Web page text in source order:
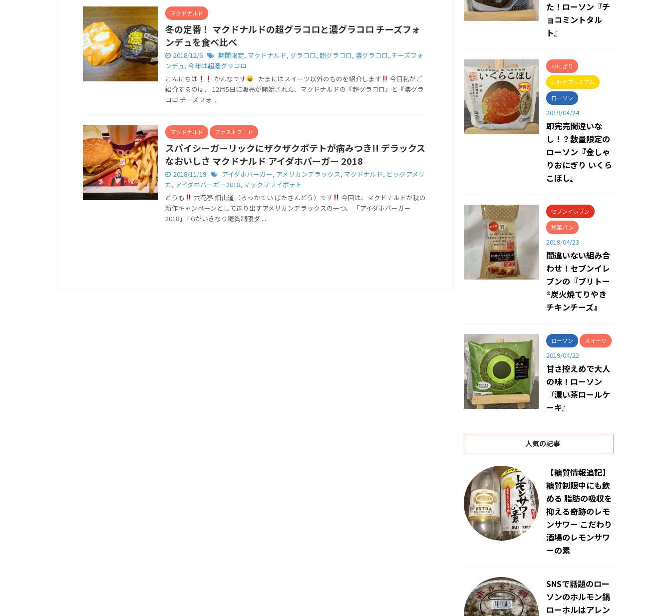
マクドナルド
冬の定番！ マクドナルドの超グラコロと濃グラコロ チーズフォ
ンデュを食べ比べ
2018/12/6 期間限定, マクドナルド, グラコロ, 超グラコロ, 濃グラコロ, チーズフォ
ンデュ, 今年は超濃グラコロ
こんにちは
かんなです たまにはスイーツ以外のものを紹介します
今日私がご
紹介するのは、 12月5日に販売が開始された、マクドナルドの『超グラコロ』と『濃グラ
コロ チーズフォ ...
マクドナルド ファストフード
スパイシーガーリックにザクザクポテトが病みつき!! デラックス
なおいしさ マクドナルド アイダホバーガー 2018
2018/11/19 アイダホバーガー, アメリカンデラックス, マクドナルド, ビッグアメリ
カ , アイダホバーガー2018, マックフライポテト
どうも
六花亭 畑山道（ろっかてい ばたさんどう）です
今回は、マクドナルドが秋の
新作キャンペーンとして送り出すアメリカンデラックスの一つ、 「アイダホバーガー
2018」 FGがいきなり糖質制限ダ ...
た！ローソン『チ
ョコミントタル
ト』
おにぎり
にわかプレミアム
ローソン
2019/04/24
即完売間違いな
し！？数量限定の
ローソン『金しゃ
りおにぎり いくら
こぼし』
セブンイレブン
惣菜パン
2019/04/23
間違いない組み合
わせ！セブンイレ
ブンの『ブリトー
®炭火焼てりやき
チキンチーズ』
ローソン スイーツ
2019/04/22
甘さ控えめで大人
の味！ローソン
『濃い茶ロールケ
ーキ』
人気の記事
【糖質情報追記】
糖質制限中にも飲
める 脂肪の吸収を
抑える奇跡のレモ
ンサワー こだわり
酒場のレモンサワ
ーの素
SNSで話題のロー
ソンのホルモン鍋
ローホルはアレン